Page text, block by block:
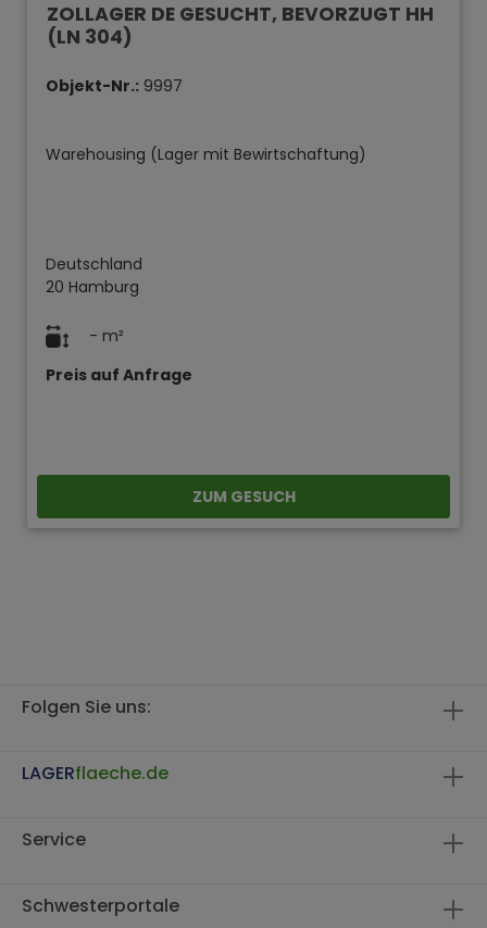
ZOLLAGER DE GESUCHT, BEVORZUGT HH
(LN 304)
Objekt-Nr.: 9997
Warehousing (Lager mit Bewirtschaftung)
Deutschland
20 Hamburg
- m²
Preis auf Anfrage
ZUM GESUCH
Folgen Sie uns:
LAGERflaeche.de
Service
Schwesterportale